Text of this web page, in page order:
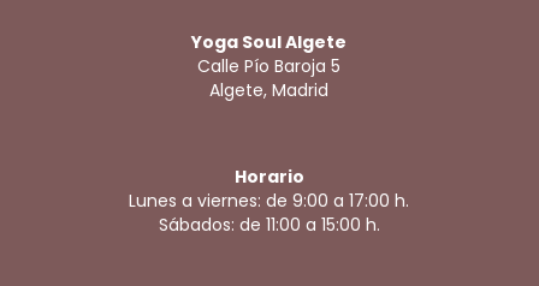
Yoga Soul Algete
Calle Pío Baroja 5
Algete, Madrid
Horario
Lunes a viernes: de 9:00 a 17:00 h.
Sábados: de 11:00 a 15:00 h.